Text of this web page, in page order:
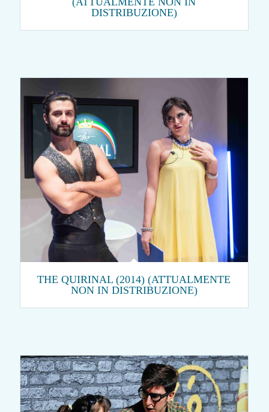
DISTRIBUZIONE)
THE QUIRINAL (2014) (ATTUALMENTE
NON IN DISTRIBUZIONE)